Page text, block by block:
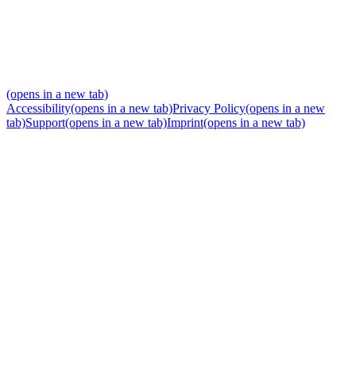
(opens in a new tab)
Accessibility(opens in a new tab)Privacy Policy(opens in a new
tab)Support(opens in a new tab)Imprint(opens in a new tab)